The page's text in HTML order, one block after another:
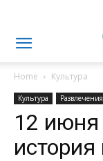
Home Культура
Культура Развлечения
12